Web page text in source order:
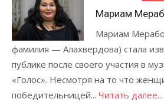
Мариам
Мариам
фамилия — Алахвердова) стала
публике после своего участия в
«Голос». Несмотря на то что
победительницей... Читать далее...